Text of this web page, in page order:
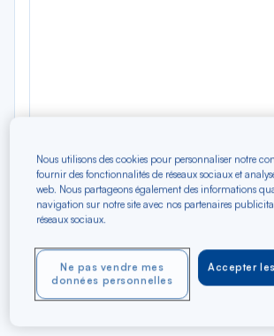
09
Di
AOÛ
10
Lu
11
Ma
12
Me
13
Je
14
Ve
15
Sa
16
Di
Tarifs affichés par défaut pour un vol de 7 jours
économique et sous réserve de disponibilité au
réservation. Des frais supplémentaires peuvent
les produits et services optionnels.
Nous utilisons des cookies pour personnaliser notre
fournir des fonctionnalités de réseaux sociaux et
web. Nous partageons également des informations
navigation sur notre site avec nos partenaires
réseaux sociaux.
Accepter
Ne pas vendre mes
données personnelles